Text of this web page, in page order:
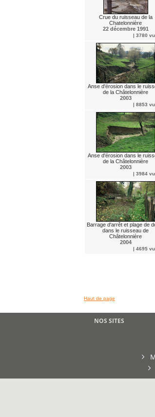
Crue du ruisseau de la
Chatelonnière
22 décembre 1991
| 3780
Anse d'érosion dans le
de la Châtelonnière
2003
| 8853
Anse d'érosion dans le
de la Châtelonnière
2003
| 3984
Barrage d'arrêt et plage de
dans le ruisseau de
Châtelonnière
2004
| 4695
Haut de page
NOS SITES